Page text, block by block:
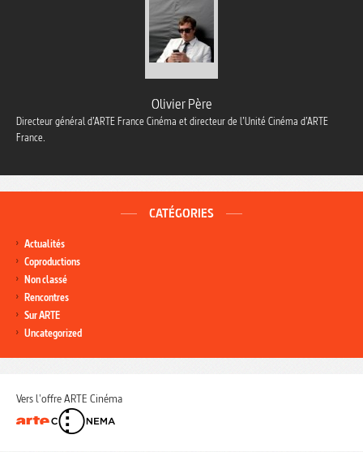
Olivier Père
Directeur général d’ARTE France Cinéma et directeur de l’Unité Cinéma d’ARTE
France.
CATÉGORIES
Actualités
Coproductions
Non classé
Rencontres
Sur ARTE
Uncategorized
Vers l'offre ARTE Cinéma